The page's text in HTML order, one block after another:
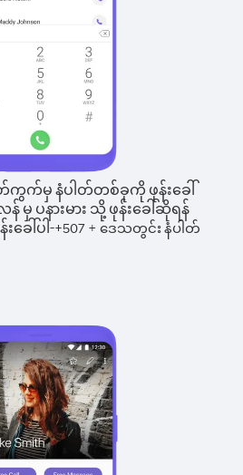
တ်ကွက်မှ နံပါတ်တစ်ခုကို ဖုန်းခေါ်
မှ ပနားမား သို့ ဖုန်းခေါ်ဆိုရန်
ေါ်ပါ-+507+ ဒေသတွင်း နံပါတ်